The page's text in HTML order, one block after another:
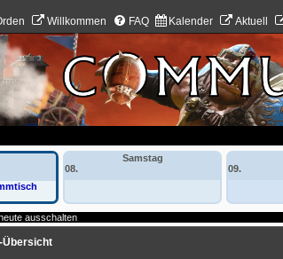
Willkommen FAQ Kalender Aktuell
Samstag
08.
09.
ausschalten
Übersicht